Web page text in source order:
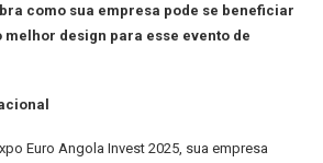
como sua empresa pode se beneficiar
melhor design para esse evento de
Euro Angola Invest 2025, sua empresa